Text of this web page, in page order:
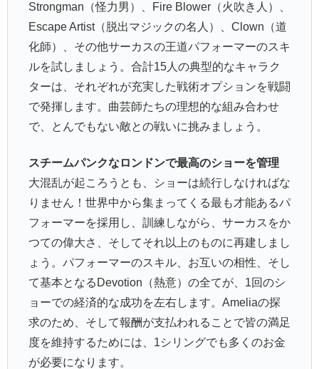
Strongman（怪力男）、Fire Blower（火吹き人）、
Escape Artist（脱出マジックの名人）、Clown（道
化師）、その他サーカスの王道パフォーマーのスキ
ルを試しましょう。合計15人の典型的なキャラク
ターは、それぞれが充実した戦術オプションを戦闘
で発揮します。曲芸師たちの理想的な組み合わせ
で、とんでもない敵との戦いに挑みましょう。
スチームパンクなロンドンで最高のショーを管理
大混乱が起ころうとも、ショーは続行しなければな
りません！世界中から集まってくる最も才能あるパ
フォーマーを採用し、訓練しながら、サーカスをか
つての偉大さ、そしてそれ以上のものに再建しまし
ょう。パフォーマーのスキル、お互いの相性、そし
て基本となるDevotion（熱意）の全てが、1回のシ
ョーでの経済的な成功を左右します。Ameliaの探
求のため、そして報酬が支払われることで皆の満足
度を維持するためには、1シリングでも多くのお金
が必要になります。